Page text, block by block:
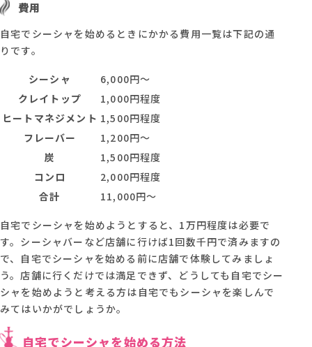
費用
自宅でシーシャを始めるときにかかる費用一覧は下記の通
りです。
シーシャ
6,000円〜
クレイトップ
1,000円程度
ヒートマネジメント 1,500円程度
フレーバー
1,200円〜
炭
1,500円程度
コンロ
2,000円程度
合計
11,000円〜
自宅でシーシャを始めようとすると、1万円程度は必要で
す。シーシャバーなど店舗に行けば1回数千円で済みますの
で、自宅でシーシャを始める前に店舗で体験してみましょ
う。店舗に行くだけでは満足できず、どうしても自宅でシー
シャを始めようと考える方は自宅でもシーシャを楽しんで
みてはいかがでしょうか。
自宅でシーシャを始める方法